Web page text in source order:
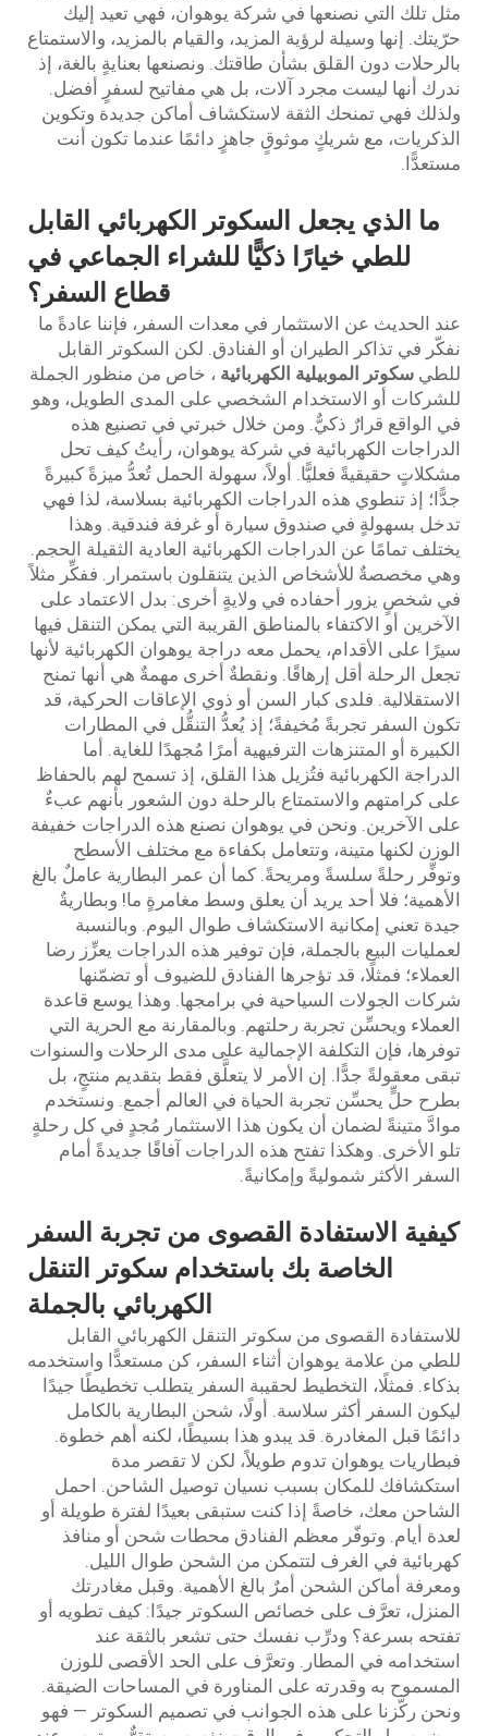
مثل تلك التي نصنعها في شركة يوهوان، فهي تعيد إليك
حرّيتك. إنها وسيلة لرؤية المزيد، والقيام بالمزيد، والاستمتاع
بالرحلات دون القلق بشأن طاقتك. ونصنعها بعنايةٍ بالغة، إذ
ندرك أنها ليست مجرد آلات، بل هي مفاتيح لسفرٍ أفضل.
ولذلك فهي تمنحك الثقة لاستكشاف أماكن جديدة وتكوين
الذكريات، مع شريكٍ موثوقٍ جاهزٍ دائمًا عندما تكون أنت
مستعدًّا.
ما الذي يجعل السكوتر الكهربائي القابل
للطي خيارًا ذكيًّا للشراء الجماعي في
قطاع السفر؟
عند الحديث عن الاستثمار في معدات السفر، فإننا عادةً ما
نفكّر في تذاكر الطيران أو الفنادق. لكن السكوتر القابل
للطي سكوتر الموبيلية الكهربائية ، خاص من منظور الجملة
للشركات أو الاستخدام الشخصي على المدى الطويل، وهو
في الواقع قرارٌ ذكيٌّ. ومن خلال خبرتي في تصنيع هذه
الدراجات الكهربائية في شركة يوهوان، رأيتُ كيف تحل
مشكلاتٍ حقيقيةً فعليًّا. أولاً، سهولة الحمل تُعدُّ ميزةً كبيرةً
جدًّا؛ إذ تنطوي هذه الدراجات الكهربائية بسلاسة، لذا فهي
تدخل بسهولةٍ في صندوق سيارة أو غرفة فندقية. وهذا
يختلف تمامًا عن الدراجات الكهربائية العادية الثقيلة الحجم.
وهي مخصصةٌ للأشخاص الذين يتنقلون باستمرار. ففكِّر مثلاً
في شخصٍ يزور أحفاده في ولايةٍ أخرى: بدل الاعتماد على
الآخرين أو الاكتفاء بالمناطق القريبة التي يمكن التنقل فيها
سيرًا على الأقدام، يحمل معه دراجة يوهوان الكهربائية لأنها
تجعل الرحلة أقل إرهاقًا. ونقطةٌ أخرى مهمةٌ هي أنها تمنح
الاستقلالية. فلدى كبار السن أو ذوي الإعاقات الحركية، قد
تكون السفر تجربةً مُخيفةً؛ إذ يُعدُّ التنقُّل في المطارات
الكبيرة أو المتنزهات الترفيهية أمرًا مُجهدًا للغاية. أما
الدراجة الكهربائية فتُزيل هذا القلق، إذ تسمح لهم بالحفاظ
على كرامتهم والاستمتاع بالرحلة دون الشعور بأنهم عبءٌ
على الآخرين. ونحن في يوهوان نصنع هذه الدراجات خفيفة
الوزن لكنها متينة، وتتعامل بكفاءة مع مختلف الأسطح
وتوفِّر رحلةً سلسةً ومريحةً. كما أن عمر البطارية عاملٌ بالغ
الأهمية؛ فلا أحد يريد أن يعلق وسط مغامرةٍ ما! وبطاريةٌ
جيدة تعني إمكانية الاستكشاف طوال اليوم. وبالنسبة
لعمليات البيع بالجملة، فإن توفير هذه الدراجات يعزِّز رضا
العملاء؛ فمثلًا، قد تؤجرها الفنادق للضيوف أو تضمّنها
شركات الجولات السياحية في برامجها. وهذا يوسع قاعدة
العملاء ويحسِّن تجربة رحلتهم. وبالمقارنة مع الحرية التي
توفرها، فإن التكلفة الإجمالية على مدى الرحلات والسنوات
تبقى معقولةً جدًّا. إن الأمر لا يتعلَّق فقط بتقديم منتجٍ، بل
بطرح حلٍّ يحسِّن تجربة الحياة في العالم أجمع. ونستخدم
موادَّ متينةً لضمان أن يكون هذا الاستثمار مُجدٍ في كل رحلةٍ
تلو الأخرى. وهكذا تفتح هذه الدراجات آفاقًا جديدةً أمام
السفر الأكثر شموليةً وإمكانيةً.
كيفية الاستفادة القصوى من تجربة السفر
الخاصة بك باستخدام سكوتر التنقل
الكهربائي بالجملة
للاستفادة القصوى من سكوتر التنقل الكهربائي القابل
للطي من علامة يوهوان أثناء السفر، كن مستعدًّا واستخدمه
بذكاء. فمثلًا، التخطيط لحقيبة السفر يتطلب تخطيطًا جيدًا
ليكون السفر أكثر سلاسة. أولًا، شحن البطارية بالكامل
دائمًا قبل المغادرة. قد يبدو هذا بسيطًا، لكنه أهم خطوة.
فبطاريات يوهوان تدوم طويلاً، لكن لا تقصر مدة
استكشافك للمكان بسبب نسيان توصيل الشاحن. احمل
الشاحن معك، خاصةً إذا كنت ستبقى بعيدًا لفترة طويلة أو
لعدة أيام. وتوفّر معظم الفنادق محطات شحن أو منافذ
كهربائية في الغرف لتتمكن من الشحن طوال الليل.
ومعرفة أماكن الشحن أمرٌ بالغ الأهمية. وقبل مغادرتك
المنزل، تعرَّف على خصائص السكوتر جيدًا: كيف تطويه أو
تفتحه بسرعة؟ ودرِّب نفسك حتى تشعر بالثقة عند
استخدامه في المطار. وتعرَّف على الحد الأقصى للوزن
المسموح به وقدرته على المناورة في المساحات الضيقة.
ونحن ركّزنا على هذه الجوانب في تصميم السكوتر — فهو